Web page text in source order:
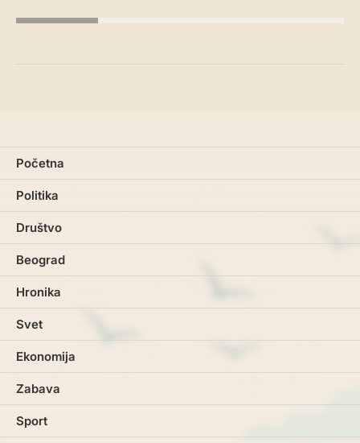
Početna
Politika
Društvo
Beograd
Hronika
Svet
Ekonomija
Zabava
Sport